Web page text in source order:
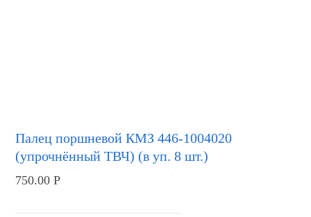
Палец поршневой КМЗ 446-1004020
(упрочнённый ТВЧ) (в уп. 8 шт.)
750.00Р